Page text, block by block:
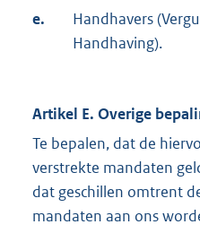
e.
Handhavers
Handhaving).
Artikel E. Overige
Te bepalen, dat de
verstrekte mandaten
dat geschillen omtrent
mandaten aan ons